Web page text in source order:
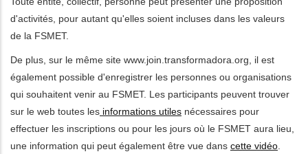
d'activités, pour autant qu'elles soient incluses dans les valeurs
de la FSMET.
De plus, sur le même site www.join.transformadora.org, il est
également possible d'enregistrer les personnes ou organisations
qui souhaitent venir au FSMET. Les participants peuvent trouver
sur le web toutes les informations utiles nécessaires pour
effectuer les inscriptions ou pour les jours où le FSMET aura lieu,
une information qui peut également être vue dans cette vidéo